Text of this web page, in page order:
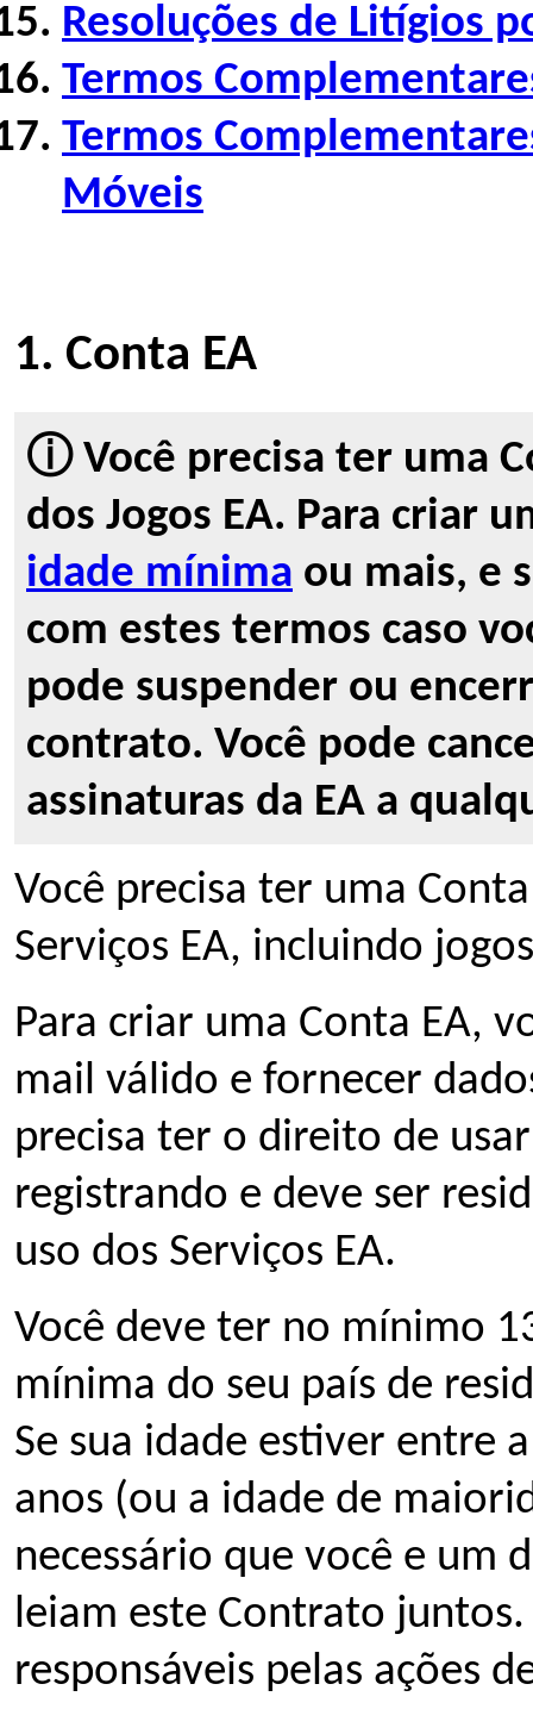
Resoluções de Litígios
Termos
Termos
Móveis
1. Conta EA
ⓘ Você precisa ter uma
dos Jogos EA. Para criar
idade mínima ou mais, e
com estes termos caso
pode suspender ou
contrato. Você pode
assinaturas da EA a
Você precisa ter uma
Serviços EA, incluindo
Para criar uma Conta EA,
mail válido e fornecer
precisa ter o direito de
registrando e deve ser
uso dos Serviços EA.
Você deve ter no mínimo
mínima do seu país de
Se sua idade estiver entre
anos (ou a idade de
necessário que você e um
leiam este Contrato juntos.
responsáveis pelas ações